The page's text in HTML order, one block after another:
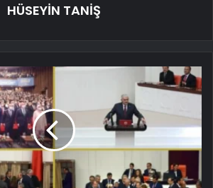
HÜSEYİN TANİŞ